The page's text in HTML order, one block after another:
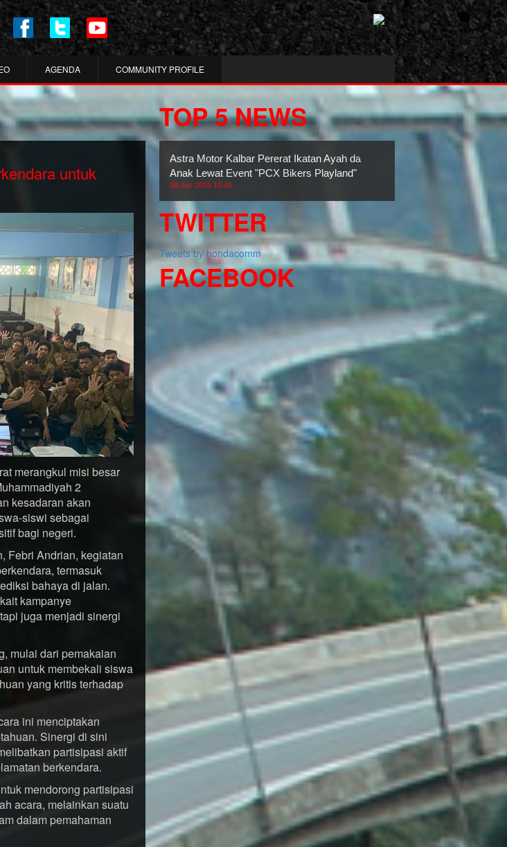
AGENDA COMMUNITY PROFILE
untuk
merangkul misi besar
2
kesadaran akan
siswi sebagai
bagi negeri.
Febri Andrian, kegiatan
termasuk
bahaya di jalan.
kampanye
juga menjadi sinergi
mulai dari pemakaian
untuk membekali siswa
yang kritis terhadap
ini menciptakan
Sinergi di sini
partisipasi aktif
berkendara.
mendorong partisipasi
acara, melainkan suatu
dalam pemahaman
TOP 5 NEWS
Astra Motor Kalbar Pererat Ikatan Ayah dan
Anak Lewat Event "PCX Bikers Playland"
28 Jun 2026 10:43
TWITTER
Tweets by hondacomm
FACEBOOK